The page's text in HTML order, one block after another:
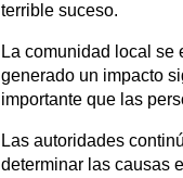
terrible suceso.
La comunidad local se
generado un impacto
importante que las
Las autoridades
determinar las causas